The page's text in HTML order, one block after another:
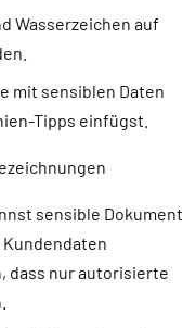
Wasserzeichen auf
mit sensiblen Daten
Tipps einfügst.
sensible
dass nur autorisierte